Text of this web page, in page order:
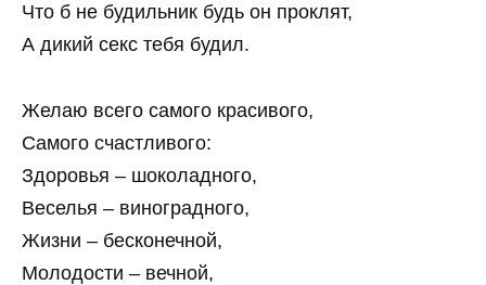
Что б не будильник будь он проклят,
А дикий секс тебя будил.
Желаю всего самого красивого,
Самого счастливого:
Здоровья – шоколадного,
Веселья – виноградного,
Жизни – бесконечной,
Молодости – вечной,